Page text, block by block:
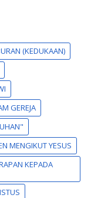
(KEDUKAAN)
GEREJA
MENGIKUT YESUS
KEPADA